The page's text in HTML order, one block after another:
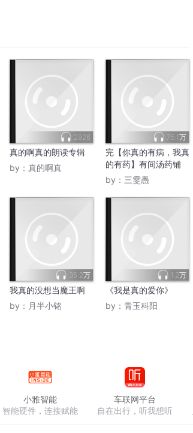
2926
真的啊真的朗读专辑
by： 真的啊真
75.1万
完【你真的有病，我真
的有药】有间汤药铺
by： 三雯愚
35.2万
我真的没想当魔王啊
by： 月半小铭
1.2万
《我是真的爱你》
by： 青玉科阳
小雅智能
智能硬件，连接赋能
车联网平台
自在出行，听我想听